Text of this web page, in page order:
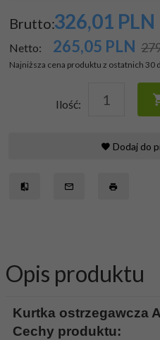
Brutto:326,01 PLN
Netto: 265,05 PLN
Najniższa cena produktu z ostatnich 30
Ilość:
Dodaj do
Opis produktu
Kurtka ostrzegawcza
Cechy produktu: